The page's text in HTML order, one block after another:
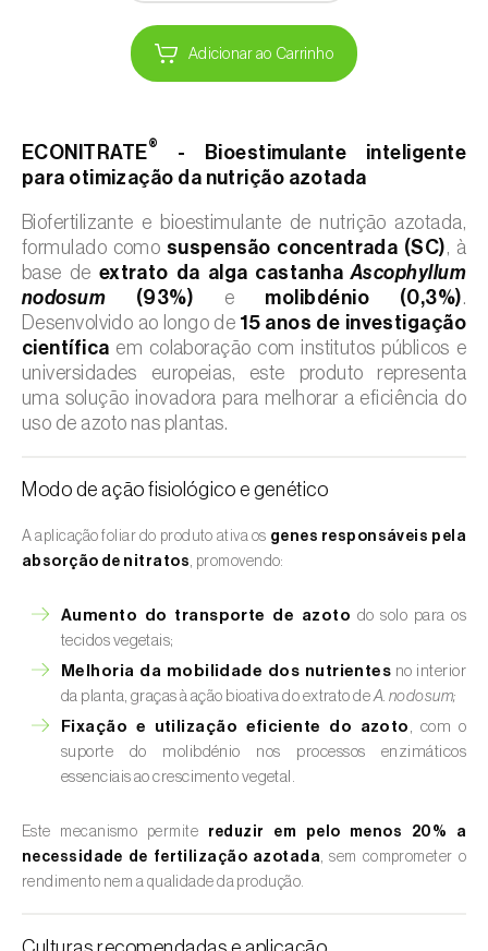
Adicionar ao Carrinho
ECONITRATE®
- Bioestimulante inteligente
para otimização da nutrição azotada
Biofertilizante e bioestimulante de nutrição azotada,
formulado como suspensão concentrada (SC), à
base de extrato da alga castanhaAscophyllum
nodosum (93%) e molibdénio (0,3%).
Desenvolvido ao longo de 15 anos de investigação
científica em colaboração com institutos públicos e
universidades europeias, este produto representa
uma solução inovadora para melhorar a eficiência do
uso de azoto nas plantas.
Modo de ação fisiológico e genético
A aplicação foliar do produto ativa os genes responsáveis pela
absorção de nitratos, promovendo:
Aumento do transporte de azoto do solo para os
tecidos vegetais;
Melhoria da mobilidade dos nutrientes no interior
da planta, graças à ação bioativa do extrato deA. nodosum;
Fixação e utilização eficiente do azoto , com o
suporte do molibdénio nos processos enzimáticos
essenciais ao crescimento vegetal.
Este mecanismo permite
reduzir em pelo menos 20% a
necessidade de fertilização azotada, sem comprometer o
rendimento nem a qualidade da produção.